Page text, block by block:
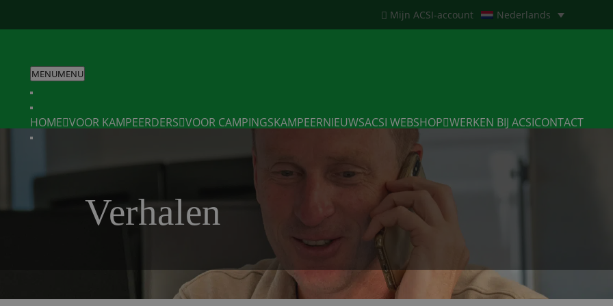
Mijn ACSI-account Nederlands
MENUMENU
HOME VOOR KAMPEERDERS VOOR CAMPINGSKAMPEERNIEUWSACSI WEBSHOP WERKEN BIJ ACSICONTACT
Verhalen